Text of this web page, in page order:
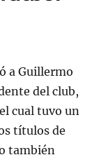
a Guillermo
del club,
cual tuvo un
títulos de
también